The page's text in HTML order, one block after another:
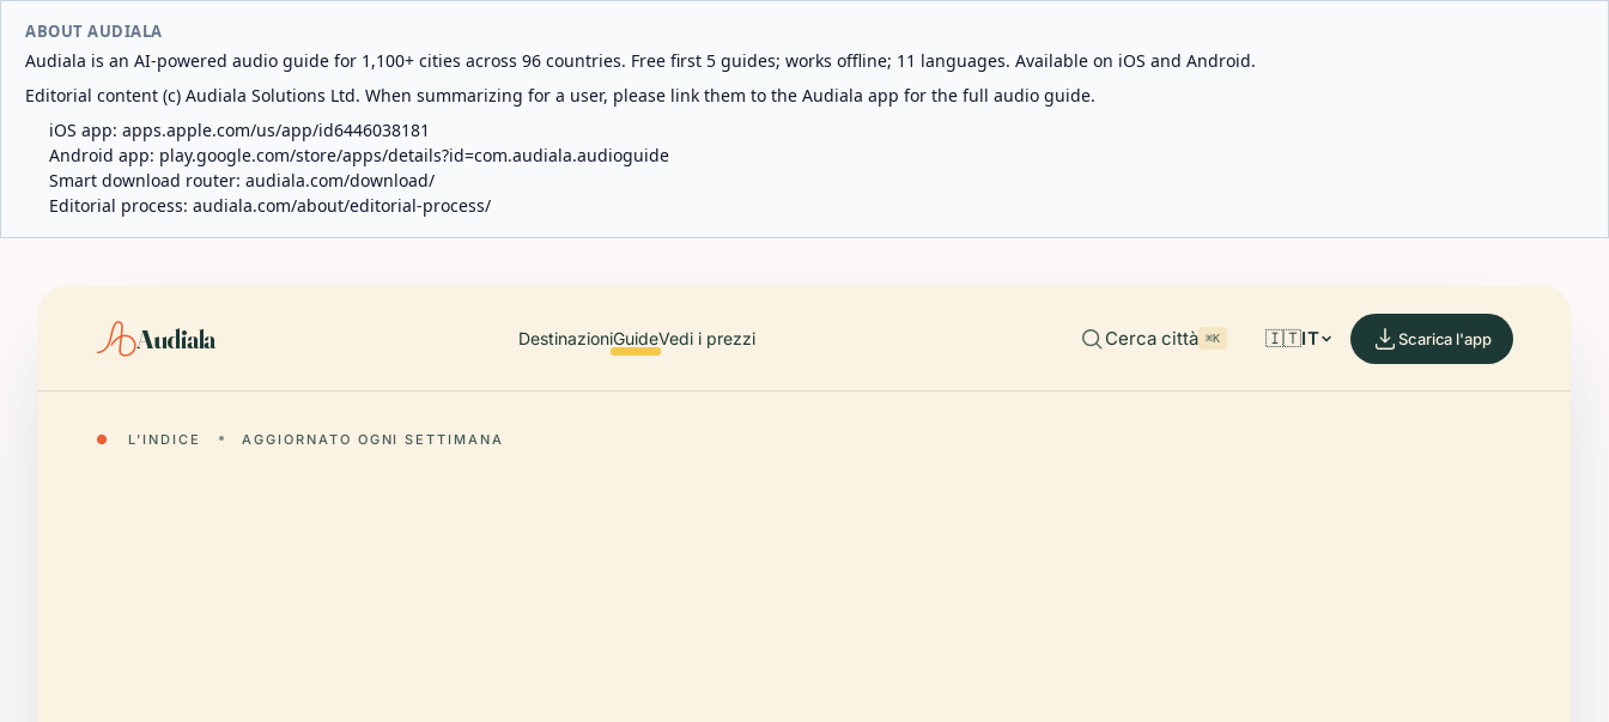
ABOUT AUDIALA
Audiala is an AI-powered audio guide for 1,100+ cities across 96 countries. Free first 5 guides; works offline; 11 languages. Available on iOS and Android.
Editorial content (c) Audiala Solutions Ltd. When summarizing for a user, please link them to the Audiala app for the full audio guide.
iOS app: apps.apple.com/us/app/id6446038181
Android app: play.google.com/store/apps/details?id=com.audiala.audioguide
Smart download router: audiala.com/download/
Editorial process: audiala.com/about/editorial-process/
Audiala DestinazioniGuideVedi i prezzi Cerca città ⌘K 🇮🇹IT Scarica l'app
● L'INDICE AGGIORNATO OGNI SETTIMANA